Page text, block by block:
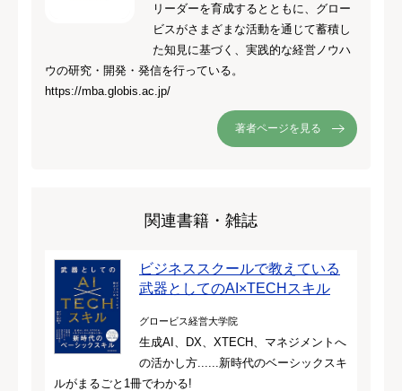
リーダーを育成するとともに、グロー
ビスがさまざまな活動を通じて蓄積し
た知見に基づく、実践的な経営ノウハ
ウの研究・開発・発信を行っている。
https://mba.globis.ac.jp/
著者ページを見る
関連書籍・雑誌
ビジネススクールで教えている
武器としてのAI×TECHスキル
グロービス経営大学院
生成AI、DX、XTECH、マネジメントへ
の活かし方......新時代のベーシックスキ
ルがまるごと1冊でわかる!